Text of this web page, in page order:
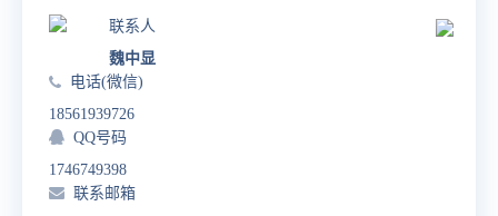
联系人
魏中显
电话(微信)
18561939726
QQ号码
1746749398
联系邮箱